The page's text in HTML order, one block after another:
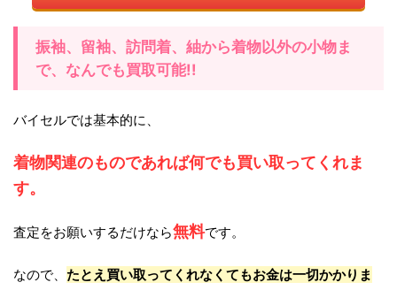
振袖、留袖、訪問着、紬から着物以外の小物ま
で、なんでも買取可能!!
バイセルでは基本的に、
着物関連のものであれば何でも買い取ってくれま
す。
査定をお願いするだけなら無料です。
なので、 たとえ買い取ってくれなくてもお金は一切かかりま